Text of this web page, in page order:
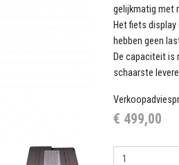
gelijkmatig met
Het fiets
hebben geen
De capaciteit is
schaarste
€ 499,00